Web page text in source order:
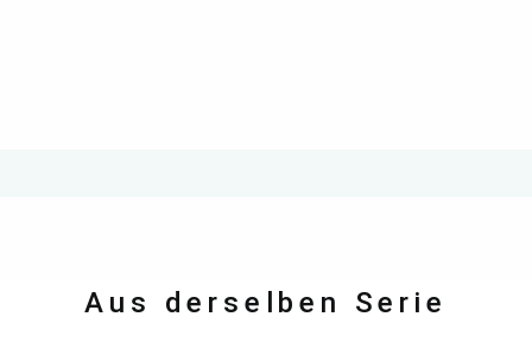
Aus derselben Serie